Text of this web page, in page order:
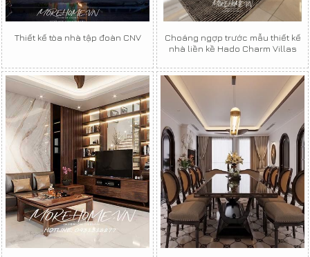
Thiết kế tòa nhà tập đoàn CNV
Choáng ngợp trước mẫu thiết kế
nhà liền kề Hado Charm Villas